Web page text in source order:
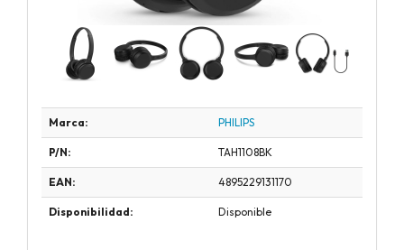
Marca: PHILIPS
P/N: TAH1108BK
EAN: 4895229131170
Disponibilidad: Disponible